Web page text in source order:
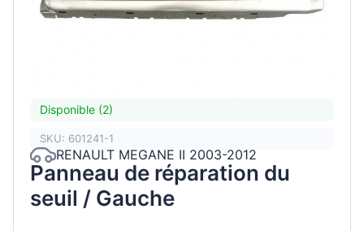
Disponible (2)
SKU: 601241-1
RENAULT MEGANE II 2003-2012
Panneau de réparation du
seuil / Gauche